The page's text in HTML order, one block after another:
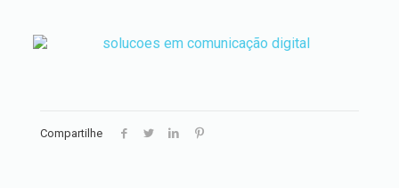
Compartilhe